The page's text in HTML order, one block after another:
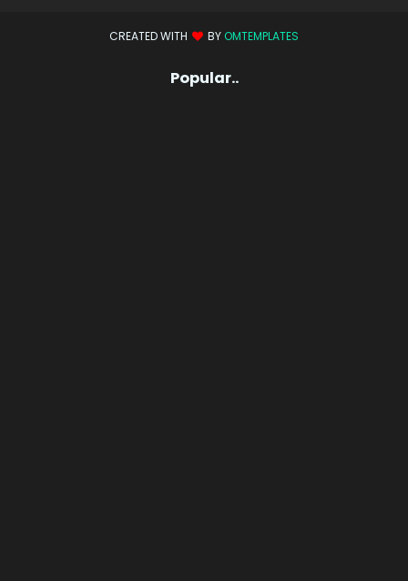
CREATED WITH BY OMTEMPLATES
Popular..